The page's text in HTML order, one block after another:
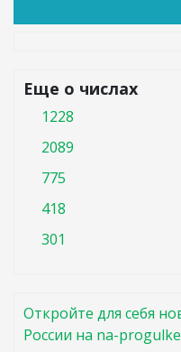
Еще о числах
1228
2089
775
418
301
Откройте для себя
России на na-